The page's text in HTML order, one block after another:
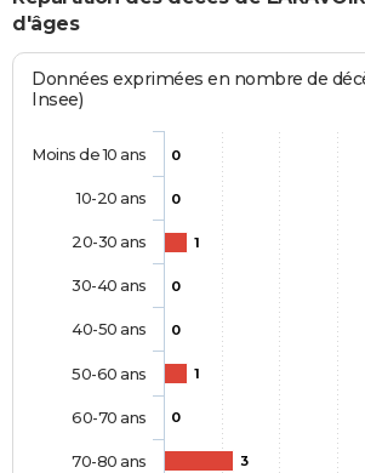
d'âges
Données exprimées en nombre de
Insee)
0
0
1
0
0
1
0
3
Moins de 10 ans
10-20 ans
20-30 ans
30-40 ans
40-50 ans
50-60 ans
60-70 ans
70-80 ans